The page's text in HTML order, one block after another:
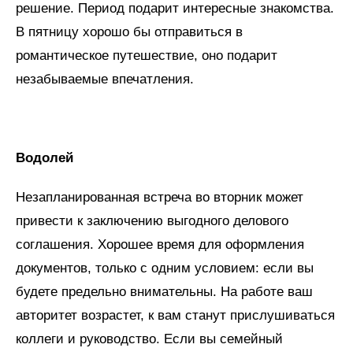
решение. Период подарит интересные знакомства.
В пятницу хорошо бы отправиться в
романтическое путешествие, оно подарит
незабываемые впечатления.
Водолей
Незапланированная встреча во вторник может
привести к заключению выгодного делового
соглашения. Хорошее время для оформления
документов, только с одним условием: если вы
будете предельно внимательны. На работе ваш
авторитет возрастет, к вам станут прислушиваться
коллеги и руководство. Если вы семейный